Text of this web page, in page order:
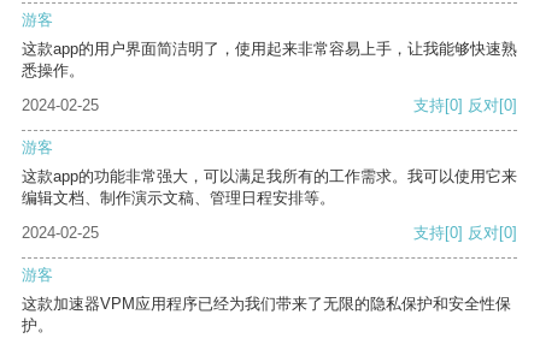
游客
这款app的用户界面简洁明了，使用起来非常容易上手，让我能够快速熟
悉操作。
2024-02-25
支持[0] 反对[0]
游客
这款app的功能非常强大，可以满足我所有的工作需求。我可以使用它来
编辑文档、制作演示文稿、管理日程安排等。
2024-02-25
支持[0] 反对[0]
游客
这款加速器VPM应用程序已经为我们带来了无限的隐私保护和安全性保
护。